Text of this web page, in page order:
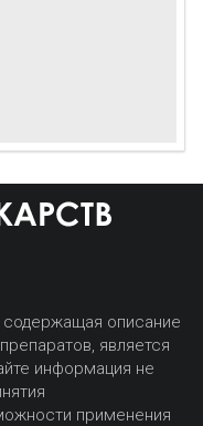
содержащая описание
является
информация не
применения